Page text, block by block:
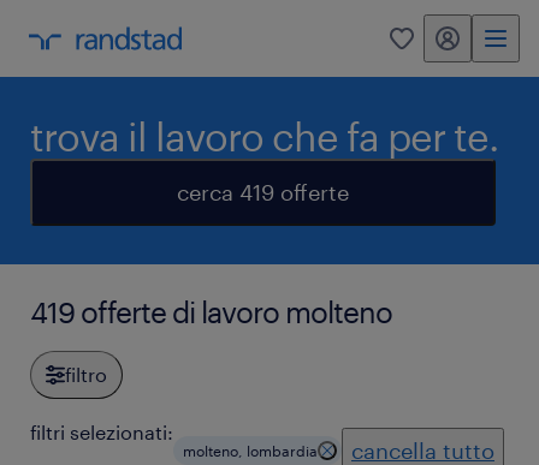
0 my randstad
trova il lavoro che fa per te.
cerca 419 offerte
419 offerte di lavoro molteno
filtro
filtri selezionati:
molteno, lombardia cancella tutto